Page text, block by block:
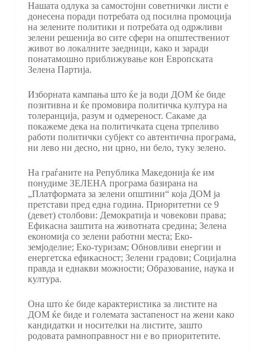
Нашата одлука за самостојни советнички листи е
донесена поради потребата од посилна промоција
на зелените политики и потребата од одржливи
зелени решенија во сите сфери на општествениот
живот во локалните заедници, како и заради
понатамошно приближување кон Европската
Зелена Партија.
Изборната кампања што ќе ја води ДОМ ќе биде
позитивна и ќе промовира политичка култура на
толеранција, разум и одмереност. Сакаме да
покажеме дека на политичката сцена трпеливо
работи политички субјект со автентична програма,
ни лево ни десно, ни црно, ни бело, туку зелено.
На граѓаните на Република Македонија ќе им
понудиме ЗЕЛЕНА програма базирана на
„Платформата за зелени општини“ која ДОМ ја
претстави пред една година. Приоритетни се 9
(девет) столбови: Демократија и човекови права;
Ефикасна заштита на животната средина; Зелена
економија со зелени работни места; Еко-
земјоделие; Еко-туризам; Обновливи енергии и
енергетска ефикасност; Зелени градови; Социјална
правда и еднакви можности; Образование, наука и
култура.
Она што ќе биде карактеристика за листите на
ДОМ ќе биде и големата застапеност на жени како
кандидатки и носителки на листите, зашто
родовата рамноправност ни е во приоритетите.